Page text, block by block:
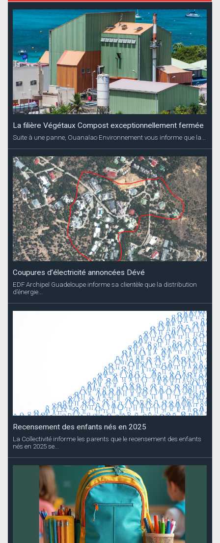
La filière Végétaux Compost exceptionnellement fermée
Suite à une panne, Ouanalao Environnement vous informe que la...
Coupures d’électricité annoncées Dévé
EDF Archipel Guadeloupe informe sa clientèle que la distribution
d’énergie...
Recensement des enfants nés en 2025
La Collectivité informe les parents que le recensement des enfants
nés en 2025 se...